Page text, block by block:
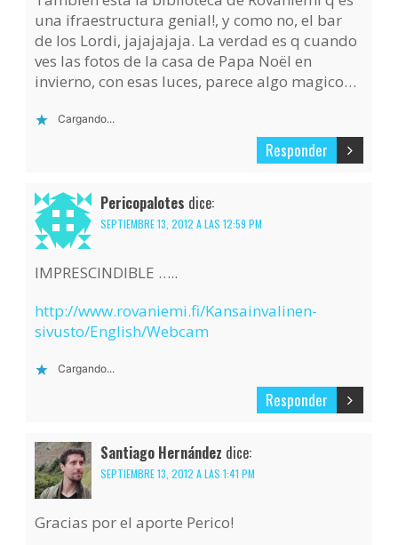
una ifraestructura genial!, y como no, el bar
de los Lordi, jajajajaja. La verdad es q cuando
ves las fotos de la casa de Papa Noël en
invierno, con esas luces, parece algo magico…
Cargando...
Responder
Pericopalotes dice:
SEPTIEMBRE 13, 2012 A LAS 12:59 PM
IMPRESCINDIBLE …..
http://www.rovaniemi.fi/Kansainvalinen-
sivusto/English/Webcam
Cargando...
Responder
Santiago Hernández dice:
SEPTIEMBRE 13, 2012 A LAS 1:41 PM
Gracias por el aporte Perico!